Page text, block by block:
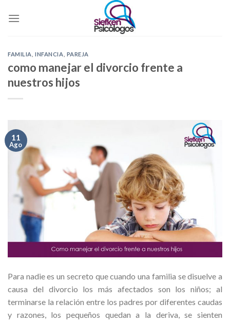
FAMILIA ,INFANCIA PAREJA
como manejar el divorcio frente a
nuestros hijos
11
Ago
Para nadie es un secreto que cuando una familia se disuelve a
causa del divorcio los más afectados son los niños; al
terminarse la relación entre los padres por diferentes caudas
y razones, los pequeños quedan a la deriva, se sienten